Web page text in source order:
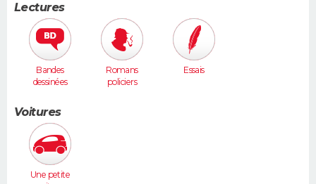
Lectures
Bandes
dessinées
Romans
policiers
Essais
Voitures
Une petite